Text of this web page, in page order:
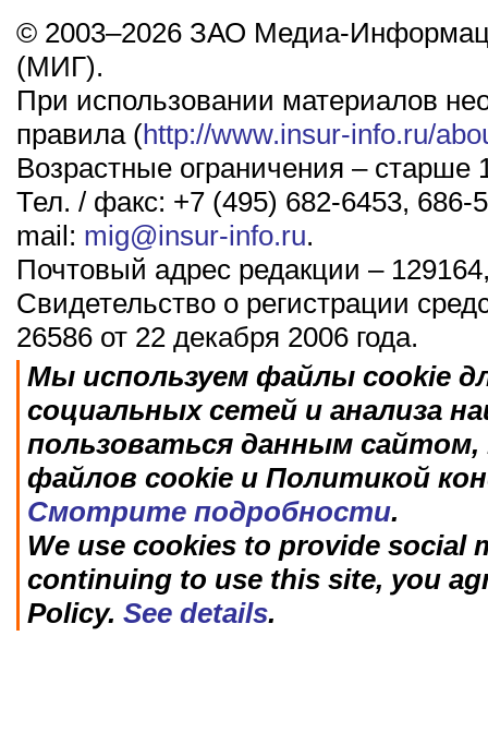
© 2003–2026 ЗАО Медиа-
(МИГ).
При использовании материалов
правила (http://www.insur-info.ru/
Возрастные ограничения – старше
Тел. / факс: +7 (495) 682-6453, 686-
mail: mig@insur-info.ru.
Почтовый адрес редакции –
Свидетельство о регистрации
26586 от 22 декабря 2006 года.
Мы используем файлы cookie
социальных сетей и анализа
пользоваться данным
файлов cookie и Политикой
Смотрите подробности.
We use cookies to provide social
continuing to use this site, you
Policy. See details.